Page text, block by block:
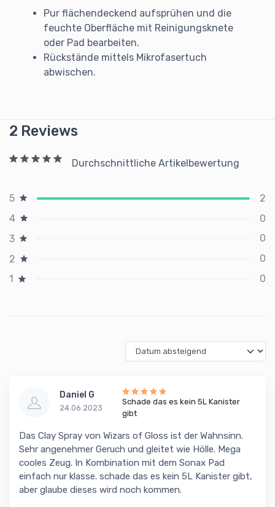
Pur flächendeckend aufsprühen und die
feuchte Oberfläche mit Reinigungsknete
oder Pad bearbeiten.
Rückstände mittels Mikrofasertuch
abwischen.
2 Reviews
Durchschnittliche Artikelbewertung
5
2
4
0
3
0
2
0
1
0
Daniel G
24.06.2023
Schade das es kein 5L Kanister
gibt
Das Clay Spray von Wizars of Gloss ist der Wahnsinn.
Sehr angenehmer Geruch und gleitet wie Hölle. Mega
cooles Zeug. In Kombination mit dem Sonax Pad
einfach nur klasse. schade das es kein 5L Kanister gibt,
aber glaube dieses wird noch kommen.